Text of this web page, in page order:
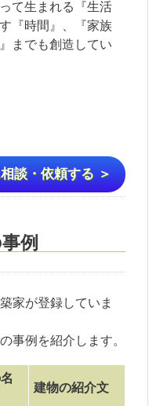
て生まれる『生活
『時間』、『家族
までも創造してい
談・依頼する ＞
例
家が登録していま
事例を紹介します。
建物の紹介文